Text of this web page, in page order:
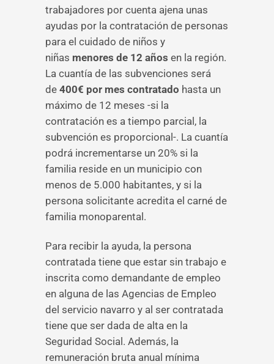
trabajadores por cuenta ajena unas
ayudas por la contratación de personas
para el cuidado de niños y
niñas menores de 12 años en la región.
La cuantía de las subvenciones será
de 400€ por mes contratado hasta un
máximo de 12 meses -si la
contratación es a tiempo parcial, la
subvención es proporcional-. La cuantía
podrá incrementarse un 20% si la
familia reside en un municipio con
menos de 5.000 habitantes, y si la
persona solicitante acredita el carné de
familia monoparental.
Para recibir la ayuda, la persona
contratada tiene que estar sin trabajo e
inscrita como demandante de empleo
en alguna de las Agencias de Empleo
del servicio navarro y al ser contratada
tiene que ser dada de alta en la
Seguridad Social. Además, la
remuneración bruta anual mínima